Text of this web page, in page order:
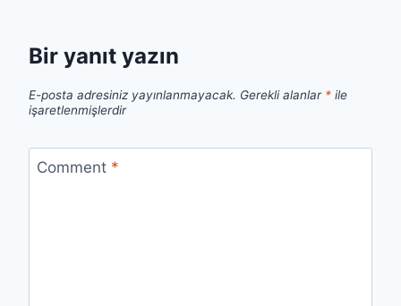
Bir yanıt yazın
E-posta adresiniz yayınlanmayacak. Gerekli alanlar * ile
işaretlenmişlerdir
Comment *